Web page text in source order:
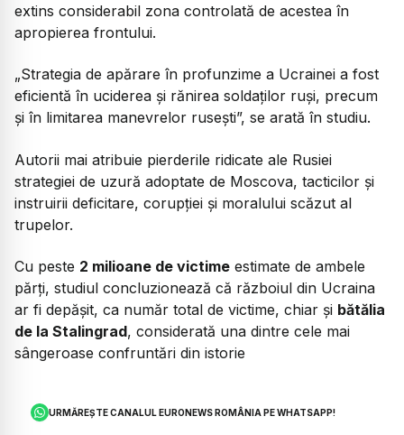
extins considerabil zona controlată de acestea în
apropierea frontului.
„Strategia de apărare în profunzime a Ucrainei a fost
eficientă în uciderea și rănirea soldaților ruși, precum
și în limitarea manevrelor rusești”, se arată în studiu.
Autorii mai atribuie pierderile ridicate ale Rusiei
strategiei de uzură adoptate de Moscova, tacticilor și
instruirii deficitare, corupției și moralului scăzut al
trupelor.
Cu peste 2 milioane de victime estimate de ambele
părți, studiul concluzionează că războiul din Ucraina
ar fi depășit, ca număr total de victime, chiar și bătălia
de la Stalingrad, considerată una dintre cele mai
sângeroase confruntări din istorie
URMĂREȘTE CANALUL EURONEWS ROMÂNIA PE WHATSAPP!